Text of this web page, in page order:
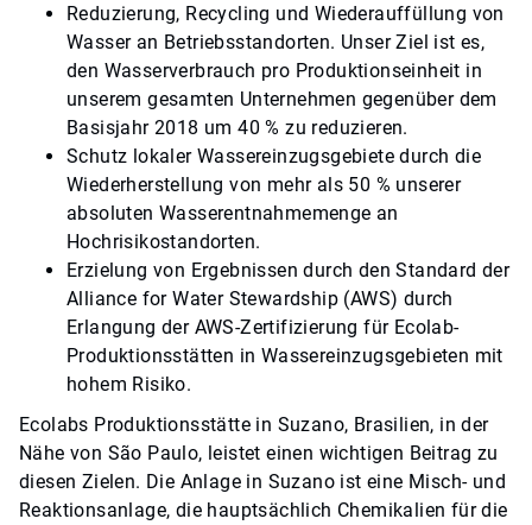
Reduzierung, Recycling und Wiederauffüllung von
Wasser an Betriebsstandorten. Unser Ziel ist es,
den Wasserverbrauch pro Produktionseinheit in
unserem gesamten Unternehmen gegenüber dem
Basisjahr 2018 um 40 % zu reduzieren.
Schutz lokaler Wassereinzugsgebiete durch die
Wiederherstellung von mehr als 50 % unserer
absoluten Wasserentnahmemenge an
Hochrisikostandorten.
Erzielung von Ergebnissen durch den Standard der
Alliance for Water Stewardship (AWS) durch
Erlangung der AWS-Zertifizierung für Ecolab-
Produktionsstätten in Wassereinzugsgebieten mit
hohem Risiko.
Ecolabs Produktionsstätte in Suzano, Brasilien, in der
Nähe von São Paulo, leistet einen wichtigen Beitrag zu
diesen Zielen. Die Anlage in Suzano ist eine Misch- und
Reaktionsanlage, die hauptsächlich Chemikalien für die